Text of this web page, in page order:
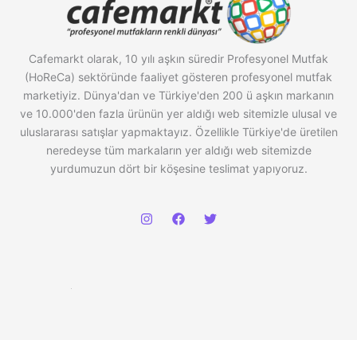
Cafemarkt olarak, 10 yılı aşkın süredir Profesyonel Mutfak
(HoReCa) sektöründe faaliyet gösteren profesyonel mutfak
marketiyiz. Dünya'dan ve Türkiye'den 200 ü aşkın markanın
ve 10.000'den fazla ürünün yer aldığı web sitemizle ulusal ve
uluslararası satışlar yapmaktayız. Özellikle Türkiye'de üretilen
neredeyse tüm markaların yer aldığı web sitemizde
yurdumuzun dört bir köşesine teslimat yapıyoruz.